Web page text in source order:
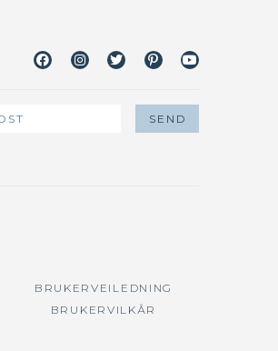
FacebookInstagramTwitterPinterestYoutube
BRUKERVEILEDNING
BRUKERVILKÅR